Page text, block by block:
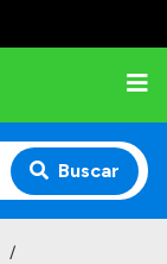
Buscar
/